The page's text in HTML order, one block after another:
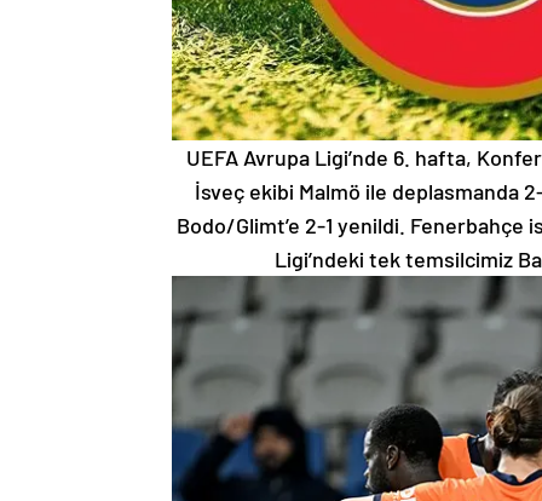
UEFA Avrupa Ligi’nde 6. hafta,
İsveç ekibi Malmö ile deplasmanda
Bodo/Glimt’e 2-1 yenildi. Fenerbahçe
Ligi’ndeki tek temsilcimiz